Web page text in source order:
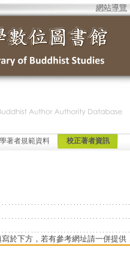
網站導覽
著者規範資料 校正著者資訊
於下方，若有參考網址請一併提供